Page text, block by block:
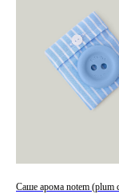
Саше арома notem (plum